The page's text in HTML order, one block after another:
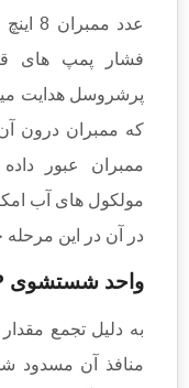
عدد
فشار پمپ های
پرشروسل هدایت
که ممبران درون
ممبران عبور
مولکول های آب
در آن در این
واحد شستشوی CIP
به دلیل تجمع مقدار
منافذ آن مسدود